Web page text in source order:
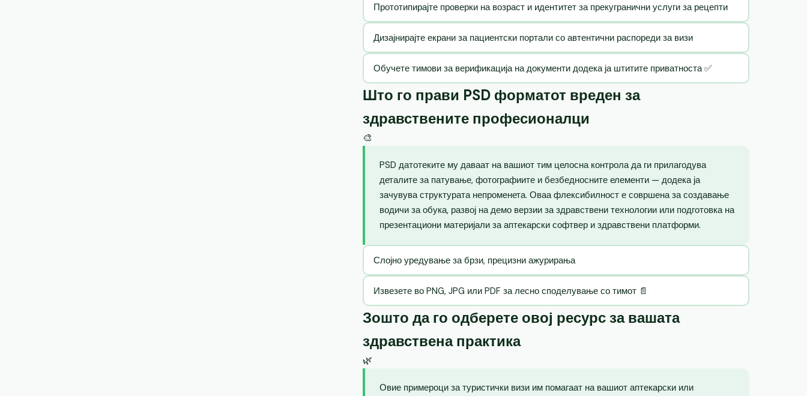
Прототипирајте проверки на возраст и идентитет за прекугранични услуги за рецепти
Дизајнирајте екрани за пациентски портали со автентични распореди за визи
Обучете тимови за верификација на документи додека ја штитите приватноста ✅
Што го прави PSD форматот вреден за
здравствените професионалци
🎨
PSD датотеките му даваат на вашиот тим целосна контрола да ги прилагодува
деталите за патување, фотографиите и безбедносните елементи — додека ја
зачувува структурата непроменета. Оваа флексибилност е совршена за создавање
водичи за обука, развој на демо верзии за здравствени технологии или подготовка на
презентациони материјали за аптекарски софтвер и здравствени платформи.
Слојно уредување за брзи, прецизни ажурирања
Извезете во PNG, JPG или PDF за лесно споделување со тимот 📄
Зошто да го одберете овој ресурс за вашата
здравствена практика
🌿
Овие примероци за туристички визи им помагаат на вашиот аптекарски или